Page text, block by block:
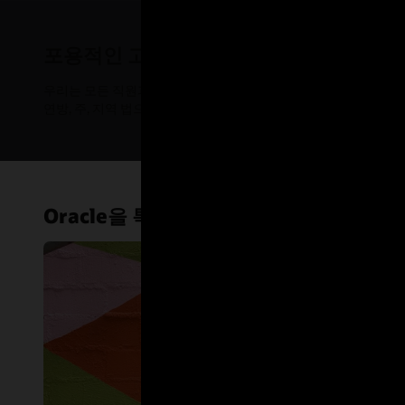
Oracle을 특별하게 만드는 직원들